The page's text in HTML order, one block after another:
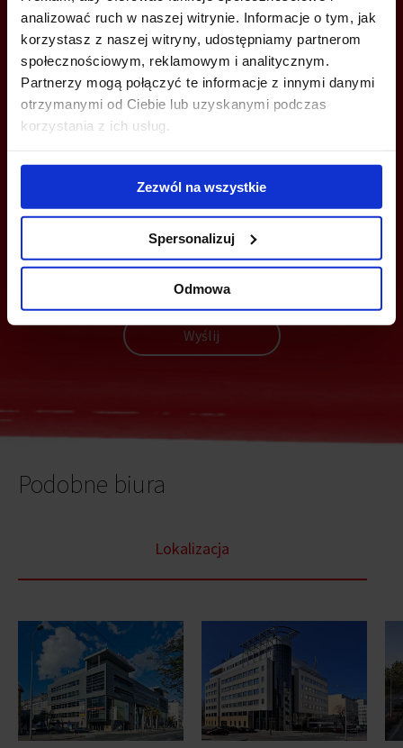
analizować ruch w naszej witrynie. Informacje o tym, jak
korzystasz z naszej witryny, udostępniamy partnerom
społecznościowym, reklamowym i analitycznym.
Partnerzy mogą połączyć te informacje z innymi danymi
otrzymanymi od Ciebie lub uzyskanymi podczas
korzystania z ich usług.
Zezwól na wszystkie
Spersonalizuj
Odmowa
+48 539 096 754
trojmiasto@bazabiur.pl
Z TOBĄ
Wyślij
Podobne biura
Lokalizacja